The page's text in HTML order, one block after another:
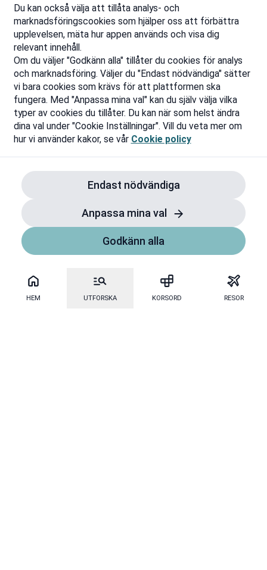
HEM UTFORSKA KORSORD RESOR
Du kan också välja att tillåta analys- och
marknadsföringscookies som hjälper oss att förbättra
upplevelsen, mäta hur appen används och visa dig
relevant innehåll.
Om du väljer "Godkänn alla" tillåter du cookies för analys
och marknadsföring. Väljer du "Endast nödvändiga" sätter
vi bara cookies som krävs för att plattformen ska
fungera. Med "Anpassa mina val" kan du själv välja vilka
typer av cookies du tillåter. Du kan när som helst ändra
dina val under "Cookie Inställningar". Vill du veta mer om
hur vi använder kakor, se vår Cookie policy
Endast nödvändiga
Anpassa mina val
Godkänn alla